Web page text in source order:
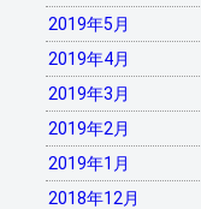
2019年5月
2019年4月
2019年3月
2019年2月
2019年1月
2018年12月